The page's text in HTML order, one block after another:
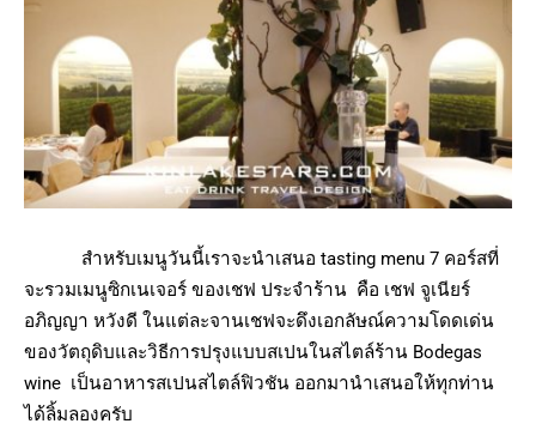
สำหรับเมนูวันนี้เราจะนำเสนอ tasting menu 7 คอร์สที่
จะรวมเมนูซิกเนเจอร์ ของเชฟ ประจำร้าน คือ เชฟ จูเนียร์
อภิญญา หวังดี ในแต่ละจานเชฟจะดึงเอกลัษณ์ความโดดเด่น
ของวัตถุดิบและวิธีการปรุงแบบสเปนในสไตล์ร้าน Bodegas
wine เป็นอาหารสเปนสไตล์ฟิวชัน ออกมานำเสนอให้ทุกท่าน
ได้ลิ้มลองครับ